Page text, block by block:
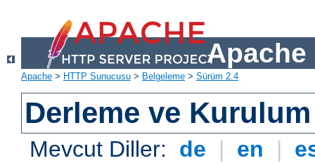
Apache
Apache > HTTP Sunucusu > Belgeleme > Sürüm 2.4
Derleme ve Kurulum
Mevcut Diller: de | en |